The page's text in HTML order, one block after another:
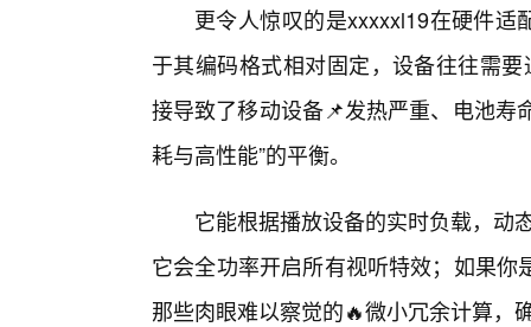
更令人惊叹的是xxxxxl19在硬件适
于其编码格式相对固定，设备往往需
接导致了移动设备📌发热严重、电池寿
耗与高性能”的平衡。
它能根据播放设备的实时负载，动
它会全功率开启所有视听特效；如果
那些肉眼难以察觉的🔥微小冗余计算，